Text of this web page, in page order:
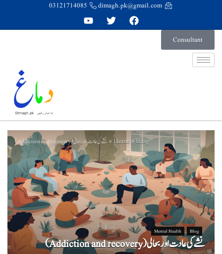
dimagh.pk@gmail.com
03121714085
Consultant
Home » Blog
»نشے کی عادت اور بحالی (Addiction and recovery)
Blog
Mental Health
نشے کی عادت اور بحالی (Addiction and recovery)